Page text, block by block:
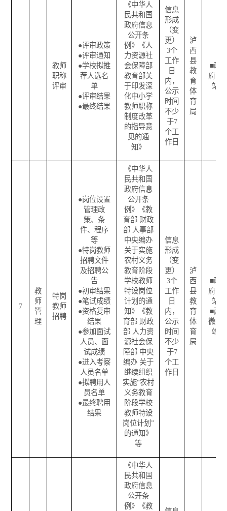
教师
职称
评审
●评审政策
●评审通知
●学校拟推
荐人选名
单
●评审结果
●最终结果
《中华人
民共和国
政府信息
公开条
例》《人
力资源社
会保障部
教育部关
于印发深
化中小学
教师职称
制度改革
的指导意
见的通
知》
信息
形成
（变
更）
3个
工作
日
内，
公示
时间
不少
于7
个工
作日
泸
西
县
教
育
体
育
局
■政
府网
站
7
教
师
管
理
特岗
教师
招聘
●岗位设置
管理政
策、条
件、程序
等
●特岗教师
招聘文件
及招聘公
告
●初审结果
●笔试成绩
●资格复审
结果
●参加面试
人员、面
试成绩
●进入考察
人员名单
●拟聘用人
员名单
●最终聘用
结果
《中华人
民共和国
政府信息
公开条
例》《教
育部 财政
部 人事部
中央编办
关于实施
农村义务
教育阶段
学校教师
特设岗位
计划的通
知》《教
育部 财政
部 人力资
源社会保
障部 中央
编办 关于
继续组织
实施“农村
义务教育
阶段学校
教师特设
岗位计划”
的通知》
等
信息
形成
（变
更）
3个
工作
日
内，
公示
时间
不少
于7
个工
作日
泸
西
县
教
育
体
育
局
■政
府网
站
■两
微一
端
《中华人
民共和国
政府信息
公开条
例》《教